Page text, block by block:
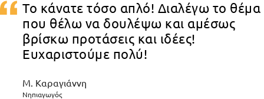
Το κάνατε τόσο απλό! Διαλέγω το θέμα
που θέλω να δουλέψω και αμέσως
βρίσκω προτάσεις και ιδέες!
Ευχαριστούμε πολύ!
Μ. Καραγιάννη
Νηπιαγωγός